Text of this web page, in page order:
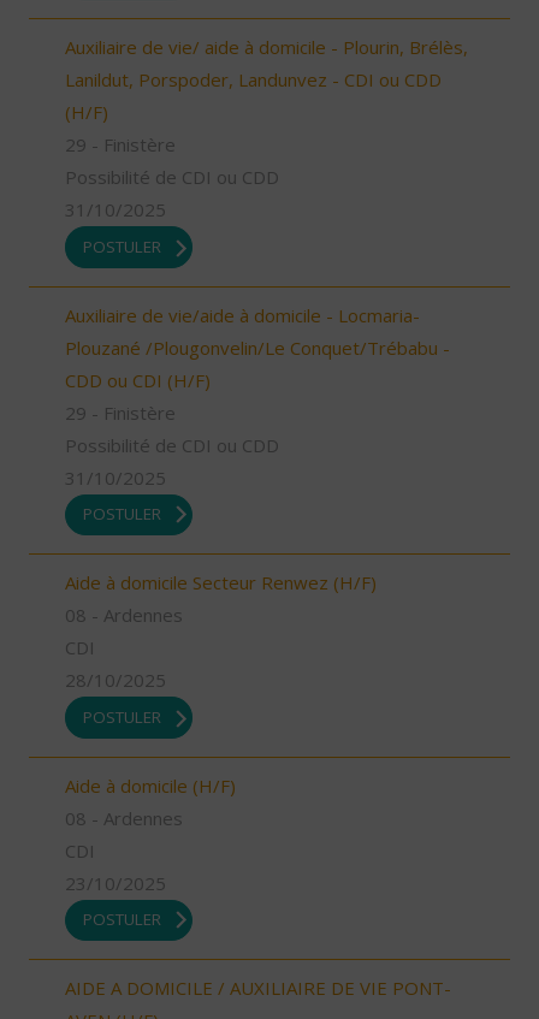
Auxiliaire de vie/ aide à domicile - Plourin, Brélès,
Lanildut, Porspoder, Landunvez - CDI ou CDD
(H/F)
29 - Finistère
Possibilité de CDI ou CDD
31/10/2025
POSTULER
Auxiliaire de vie/aide à domicile - Locmaria-
Plouzané /Plougonvelin/Le Conquet/Trébabu -
CDD ou CDI (H/F)
29 - Finistère
Possibilité de CDI ou CDD
31/10/2025
POSTULER
Aide à domicile Secteur Renwez (H/F)
08 - Ardennes
CDI
28/10/2025
POSTULER
Aide à domicile (H/F)
08 - Ardennes
CDI
23/10/2025
POSTULER
AIDE A DOMICILE / AUXILIAIRE DE VIE PONT-